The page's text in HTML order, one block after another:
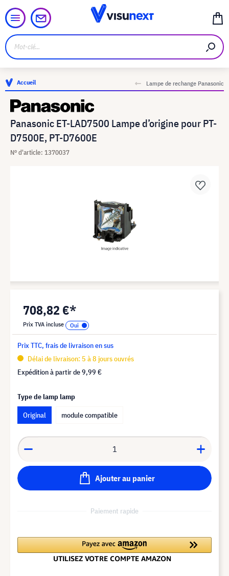
Accueil Lampe de rechange Panasonic
Panasonic ET-LAD7500 Lampe d’origine pour PT-
D7500E, PT-D7600E
N° d'article: 1370037
708,82 €*
Prix TVA incluse
Prix TTC, frais de livraison en sus
Délai de livraison: 5 à 8 jours ouvrés
Expédition à partir de9,99 €
Type de lamp lamp
Original
module compatible
Ajouter au panier
Paiement rapide